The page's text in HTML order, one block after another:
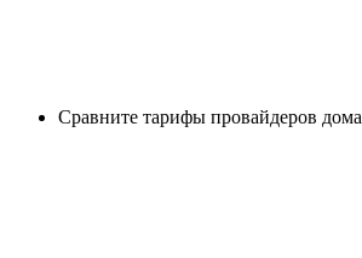
Сравните тарифы провайдеров дома